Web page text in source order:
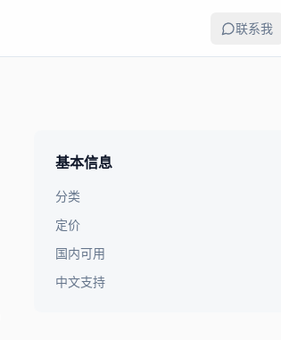
联系我
基本信息
分类
定价
国内可用
中文支持